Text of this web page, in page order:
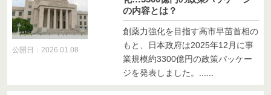
公開日：2026.01.08
の内容とは？
創薬力強化を目指す高市早苗首相の
もと、日本政府は2025年12月に事
業規模約3300億円の政策パッケー
ジを発表しました。......